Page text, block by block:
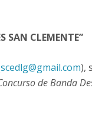
SAN CLEMENTE”
scedlg@gmail.com),
de Banda